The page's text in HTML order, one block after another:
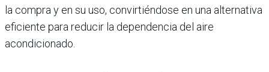
la compra y en su uso, convirtiéndose en una alternativa
eficiente para reducir la dependencia del aire
acondicionado.